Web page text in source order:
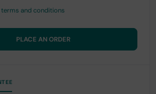
terms and conditions
PLACE AN ORDER